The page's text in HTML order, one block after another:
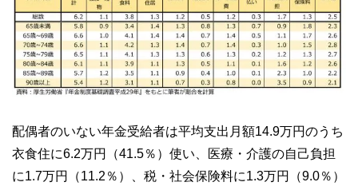
配偶者のいない年金受給者は平均支出月額14.9万円のうち
衣食住に6.2万円（41.5％）使い、医療・介護の自己負担
に1.7万円（11.2％）、税・社会保険料に1.3万円（9.0％）